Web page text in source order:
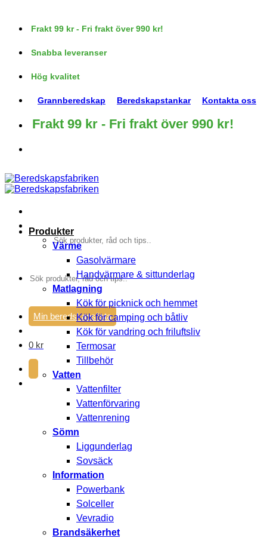
contentFrakt 99 kr - Fri frakt över 990 kr!
Snabba leveranser
Hög kvalitet
Grannberedskap Beredskapstankar Kontakta oss
Frakt 99 kr - Fri frakt över 990 kr!
Sök
efter:
Sök
efter:
Min beredskapslista
0 kr
Produkter
Värme
Gasolvärmare
Handvärmare & sittunderlag
Matlagning
Kök för picknick och hemmet
Kök för camping och båtliv
Kök för vandring och friluftsliv
Termosar
Tillbehör
Vatten
Vattenfilter
Vattenförvaring
Vattenrening
Sömn
Liggunderlag
Sovsäck
Information
Powerbank
Solceller
Vevradio
Brandsäkerhet